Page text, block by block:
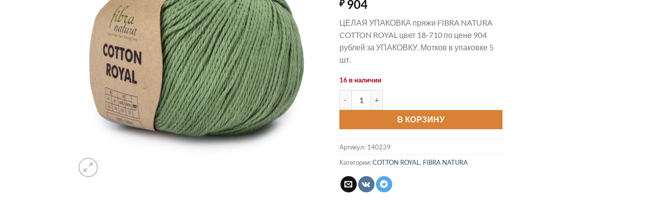
₽904
ЦЕЛАЯ УПАКОВКА пряжи FIBRA NATURA
COTTON ROYAL цвет 18-710 по цене 904
рублей за УПАКОВКУ. Мотков в упаковке 5
шт.
16 в наличии
В КОРЗИНУ
Артикул: 140239
Категории:COTTON ROYAL, FIBRA NATURA